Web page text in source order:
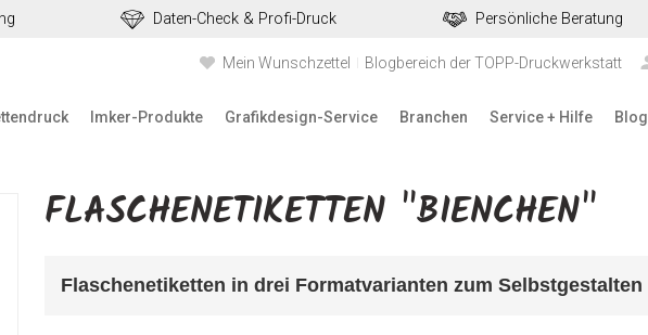
Daten-Check & Profi-Druck Persönliche Beratung
Mein Wunschzettel Blogbereich der TOPP-Druckwerkstatt
Imker-Produkte Grafikdesign-Service Branchen Service + Hilfe Blog
FLASCHENETIKETTEN "BIENCHEN"
Flaschenetiketten in drei Formatvarianten zum Selbstgestalten